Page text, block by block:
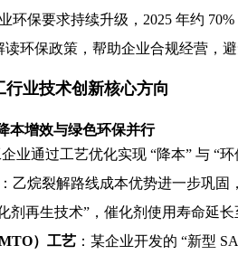
业环保要求持续升级，2025 年约
环保政策，帮助企业合规经营，避
业技术创新核心方向
本增效与绿色环保并行
业通过工艺优化实现 “降本” 与 “
：乙烷裂解路线成本优势进一步巩
剂再生技术”，催化剂使用寿命延长
）工艺 ：某企业开发的 “新型